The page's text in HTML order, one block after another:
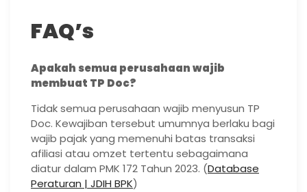
FAQ’s
Apakah semua perusahaan wajib
membuat TP Doc?
Tidak semua perusahaan wajib menyusun TP
Doc. Kewajiban tersebut umumnya berlaku bagi
wajib pajak yang memenuhi batas transaksi
afiliasi atau omzet tertentu sebagaimana
diatur dalam PMK 172 Tahun 2023. (Database
Peraturan | JDIH BPK)